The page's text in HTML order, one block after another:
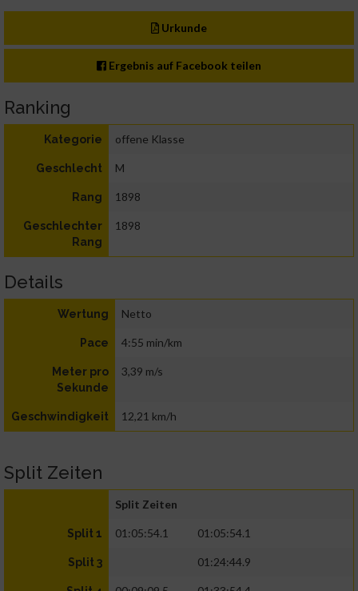
Urkunde
Ergebnis auf Facebook teilen
Ranking
Kategorie offene Klasse
Geschlecht M
Rang 1898
Geschlechter
Rang
1898
Details
Wertung Netto
Pace 4:55 min/km
Meter pro
Sekunde
3,39 m/s
Geschwindigkeit 12,21 km/h
Split Zeiten
Split Zeiten
Split 1 01:05:54.1 01:05:54.1
Split 3 01:24:44.9